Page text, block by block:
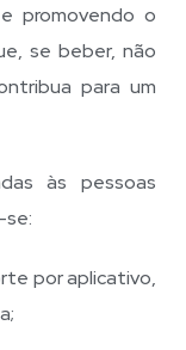
promovendo o
se beber, não
para um
às pessoas
se:
por aplicativo,